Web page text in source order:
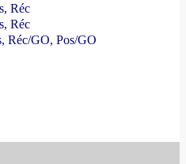
Réc
Réc
Réc/GO, Pos/GO